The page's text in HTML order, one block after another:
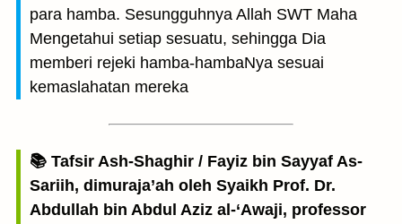
para hamba. Sesungguhnya Allah SWT Maha
Mengetahui setiap sesuatu, sehingga Dia
memberi rejeki hamba-hambaNya sesuai
kemaslahatan mereka
📚 Tafsir Ash-Shaghir / Fayiz bin Sayyaf As-
Sariih, dimuraja’ah oleh Syaikh Prof. Dr.
Abdullah bin Abdul Aziz al-‘Awaji, professor